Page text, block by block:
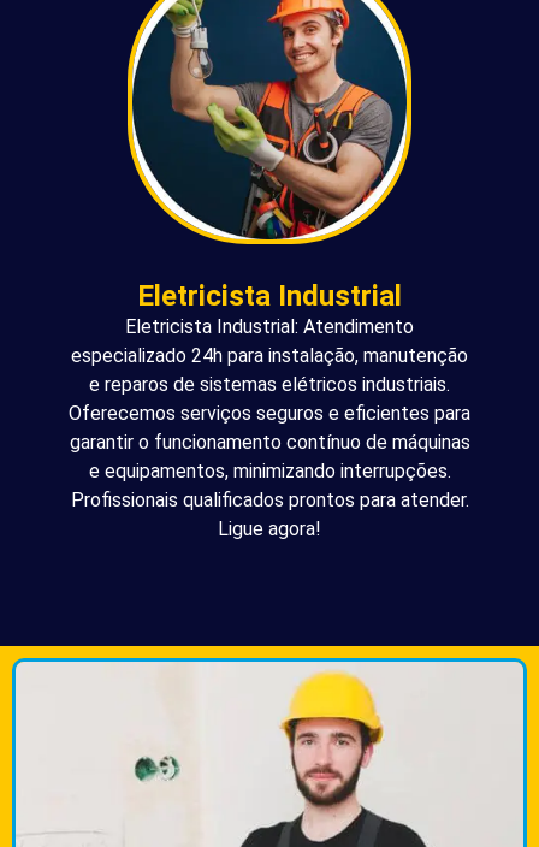
Eletricista Industrial
Eletricista Industrial: Atendimento
especializado 24h para instalação, manutenção
e reparos de sistemas elétricos industriais.
Oferecemos serviços seguros e eficientes para
garantir o funcionamento contínuo de máquinas
e equipamentos, minimizando interrupções.
Profissionais qualificados prontos para atender.
Ligue agora!